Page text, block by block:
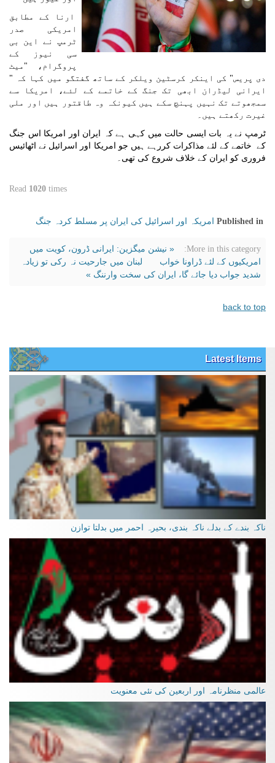
ارنا کے مطابق
امریکی صدر
ٹرمپ نے این بی
سی نیوز کے
پروگرام، "میٹ
دی پریس" کی اینکر کرسٹین ویلکر کے ساتھ گفتگو میں کہا کہ "
ایرانی لیڈران ابھی تک جنگ کے خاتمے کے لئے، امریکا سے
سمجھوتے تک نہیں پہنچ سکے ہیں کیونکہ وہ طاقتور ہیں اور ملی
غیرت رکھتے ہیں۔
ٹرمپ نے یہ بات ایسی حالت میں کہی ہے کہ ایران اور امریکا اس جنگ
کے خاتمے کے لئے مذاکرات کررہے ہیں جو امریکا اور اسرائيل نے اٹھائیس
فروری کو ایران کے خلاف شروع کی تھی۔
Read 1020 times
Published in امریکہ اور اسرائیل کی ایران پر مسلط کردہ جنگ
More in this category:
« نیشن میگزین: ایرانی ڈرون، کویت میں
امریکیوں کے لئے ڈراونا خواب
لبنان میں جارحیت نہ رکی تو زیادہ
شدید جواب دیا جائے گا، ایران کی سخت وارننگ »
back to top
Latest Items
ناکہ بندے کے بدلے ناکہ بندی، بحیرہ احمر میں بدلتا توازن
عالمی منظرنامہ اور اربعین کی نئی معنویت